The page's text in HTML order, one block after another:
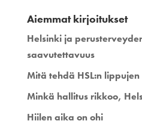
Aiemmat kirjoitukset
Helsinki ja
saavutettavuus
Mitä tehdä HSL:n
Minkä hallitus rikkoo,
Hiilen aika on ohi